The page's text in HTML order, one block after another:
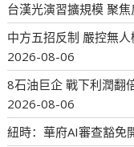
台漢光演習擴規模 聚
中方五招反制 嚴控無
2026-08-06
8石油巨企 戰下利潤翻
2026-08-06
紐時：華府AI審查豁免